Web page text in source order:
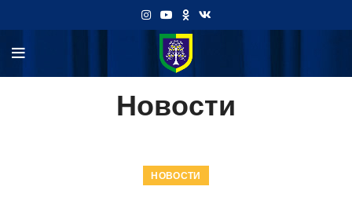
Новости
НОВОСТИ